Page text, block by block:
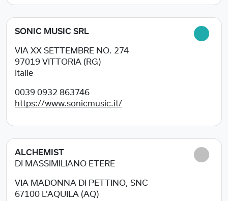
SONIC MUSIC SRL
VIA XX SETTEMBRE NO. 274
97019 VITTORIA (RG)
Italie
0039 0932 863746
https://www.sonicmusic.it/
ALCHEMIST
DI MASSIMILIANO ETERE
VIA MADONNA DI PETTINO, SNC
67100
L'AQUILA (AQ)